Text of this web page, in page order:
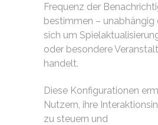
Frequenz der
bestimmen – unabhängig
sich um
oder besondere
handelt.
Diese Konfigurationen
Nutzern, ihre
zu steuern und